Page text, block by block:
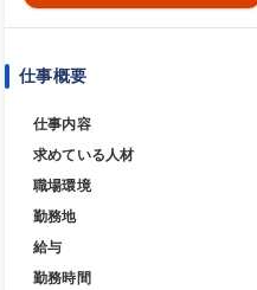
仕事概要
仕事内容
求めている人材
職場環境
勤務地
給与
勤務時間